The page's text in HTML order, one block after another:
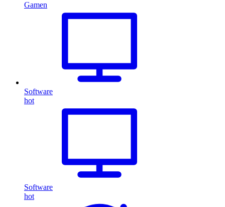
Gamen
Software
hot
Software
hot